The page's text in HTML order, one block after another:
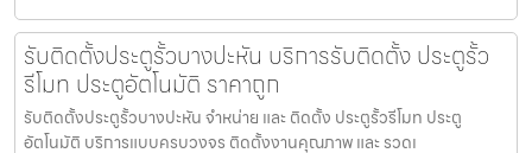
รับติดตั้งประตูรั้วบางปะหัน บริการรับติดตั้ง ประตูรั้ว
รีโมท ประตูอัตโนมัติ ราคาถูก
รับติดตั้งประตูรั้วบางปะหัน จำหน่าย และ ติดตั้ง ประตูรั้วรีโมท ประตู
อัตโนมัติ บริการแบบครบวงจร ติดตั้งงานคุณภาพ และ รวดเ